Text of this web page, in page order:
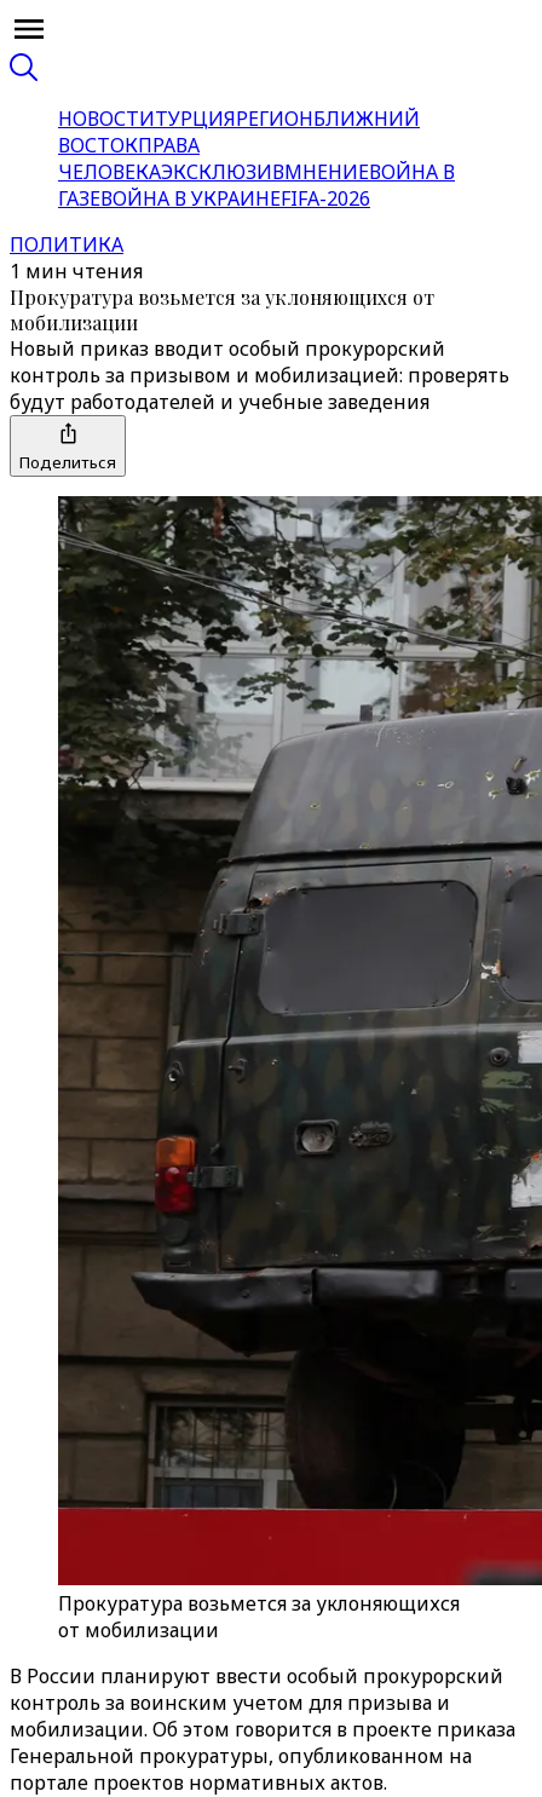
НОВОСТИТУРЦИЯРЕГИОНБЛИЖНИЙ
ВОСТОКПРАВА
ЧЕЛОВЕКАЭКСКЛЮЗИВМНЕНИЕВОЙНА В
ГАЗЕВОЙНА В УКРАИНЕFIFA-2026
ПОЛИТИКА
1 мин чтения
Прокуратура возьмется за уклоняющихся от
мобилизации
Новый приказ вводит особый прокурорский
контроль за призывом и мобилизацией: проверять
будут работодателей и учебные заведения
Поделиться
Прокуратура возьмется за уклоняющихся
от мобилизации
В России планируют ввести особый прокурорский
контроль за воинским учетом для призыва и
мобилизации. Об этом говорится в проекте приказа
Генеральной прокуратуры, опубликованном на
портале проектов нормативных актов.